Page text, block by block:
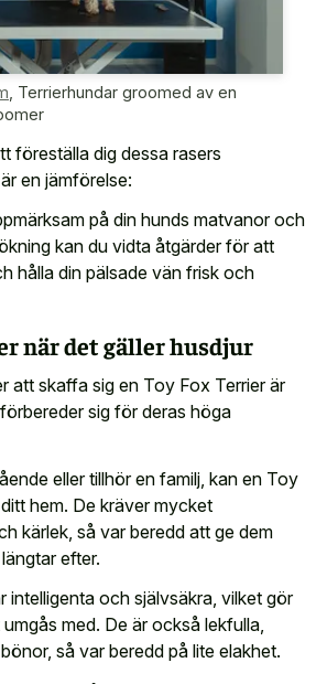
Terrierhundar groomed av en
föreställa dig dessa rasers
en jämförelse:
på din hunds matvanor och
kan du vidta åtgärder för att
hålla din pälsade vän frisk och
när det gäller husdjur
att skaffa sig en Toy Fox Terrier är
sig för deras höga
eller tillhör en familj, kan en Toy
hem. De kräver mycket
kärlek, så var beredd att ge dem
efter.
intelligenta och självsäkra, vilket gör
med. De är också lekfulla,
så var beredd på lite elakhet.